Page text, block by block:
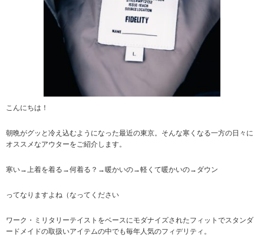
こんにちは！
朝晩がグッと冷え込むようになった最近の東京。そんな寒くなる一方の日々に
オススメなアウターをご紹介します。
寒い→上着を着る→何着る？→暖かいの→軽くて暖かいの→ダウン
ってなりますよね（なってください
ワーク・ミリタリーテイストをベースにモダナイズされたフィットでスタンダ
ードメイドの取扱いアイテムの中でも毎年人気のフィデリティ。